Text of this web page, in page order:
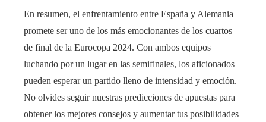
En resumen, el enfrentamiento entre España y Alemania
promete ser uno de los más emocionantes de los cuartos
de final de la Eurocopa 2024. Con ambos equipos
luchando por un lugar en las semifinales, los aficionados
pueden esperar un partido lleno de intensidad y emoción.
No olvides seguir nuestras predicciones de apuestas para
obtener los mejores consejos y aumentar tus posibilidades